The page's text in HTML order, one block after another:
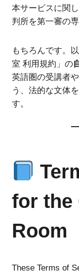
本サービスに関
判所を第一審の
もちろんです。
室 利用規約」の
英語圏の受講者
う、法的な文体
す。
for the
Room
These Terms of